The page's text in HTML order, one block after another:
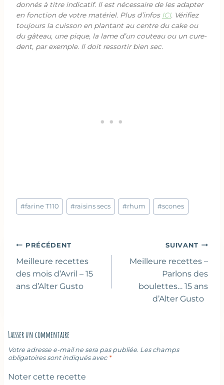
donnés à titre indicatif. Il est nécessaire de les adapter
en fonction de votre matériel. Plus d’infos ICI. Vérifiez
toujours la cuisson en plantant au centre du cake ou
du gâteau, une pique, la lame d’un couteau ou un cure-
dent, par exemple. Il doit ressortir bien sec.
Étiquettes
de
#farine T110 #raisins secs #rhum #scones
Navigation
de
l’article
PRÉCÉDENT
Meilleure recettes
des mois d’Avril – 15
ans d’Alter Gusto
SUIVANT
Meilleure recettes –
Parlons des
boulettes… 15 ans
d’Alter Gusto
Laisser un commentaire
Votre adresse e-mail ne sera pas publiée. Les champs
obligatoires sont indiqués avec *
Noter cette recette